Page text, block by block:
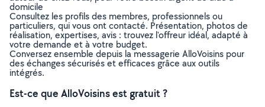
domicile
Consultez les profils des membres, professionnels ou
particuliers, qui vous ont contacté. Présentation, photos de
réalisation, expertises, avis : trouvez l'offreur idéal, adapté à
votre demande et à votre budget.
Conversez ensemble depuis la messagerie AlloVoisins pour
des échanges sécurisés et efficaces grâce aux outils
intégrés.
Est-ce que AlloVoisins est gratuit ?